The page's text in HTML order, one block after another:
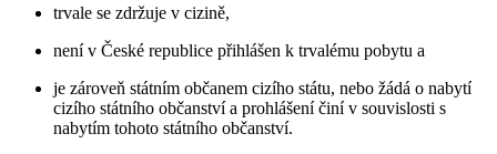
trvale se zdržuje v cizině,
není v České republice přihlášen k trvalému pobytu a
je zároveň státním občanem cizího státu, nebo žádá o nabytí
cizího státního občanství a prohlášení činí v souvislosti s
nabytím tohoto státního občanství.